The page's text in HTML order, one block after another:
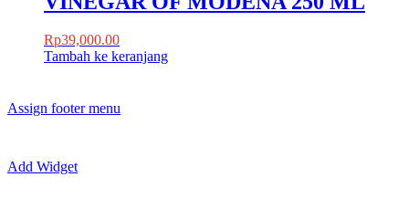
Rp39,000.00
Tambah ke keranjang
Assign footer menu
Add Widget